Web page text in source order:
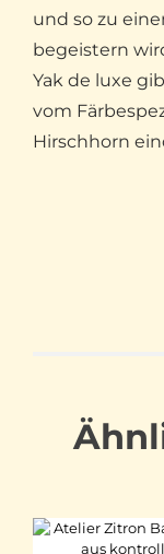
und so zu
begeistern
Yak de luxe
vom
Hirschhorn